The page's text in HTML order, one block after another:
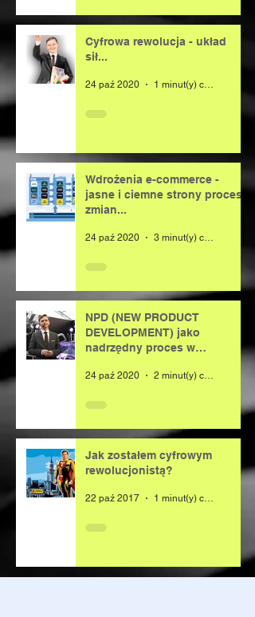
Cyfrowa rewolucja - układ
sił...
24 paź 2020 1 minut(y) czytania
Wdrożenia e-commerce -
jasne i ciemne strony procesu
zmian...
24 paź 2020 3 minut(y) czytania
NPD (NEW PRODUCT
DEVELOPMENT) jako
nadrzędny proces w
24 paź 2020 2 minut(y) czytania
Jak zostałem cyfrowym
rewolucjonistą?
22 paź 2017 1 minut(y) czytania